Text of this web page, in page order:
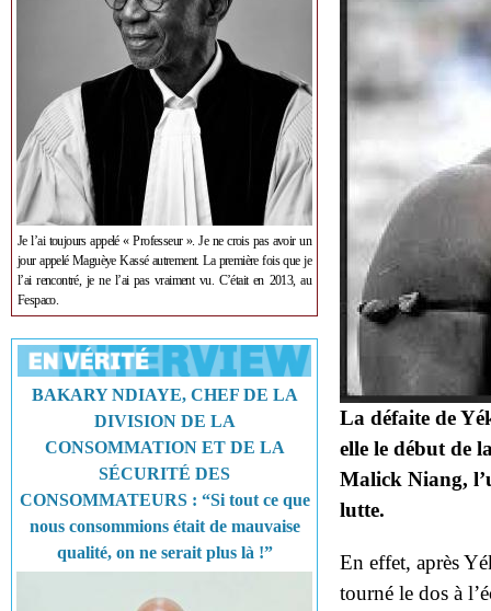
Je l’ai toujours appelé « Professeur ». Je ne crois pas avoir un
jour appelé Maguèye Kassé autrement. La première fois que je
l’ai rencontré, je ne l’ai pas vraiment vu. C’était en 2013, au
Fespaco.
BAKARY NDIAYE, CHEF DE LA
DIVISION DE LA
CONSOMMATION ET DE LA
SÉCURITÉ DES
CONSOMMATEURS : “Si tout ce que
nous consommions était de mauvaise
qualité, on ne serait plus là !”
La défaite de
elle le début de
Malick Niang,
lutte.
En effet, après
tourné le dos à